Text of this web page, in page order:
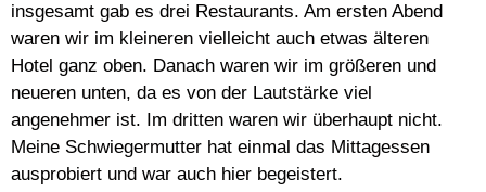
insgesamt gab es drei Restaurants. Am ersten Abend
waren wir im kleineren vielleicht auch etwas älteren
Hotel ganz oben. Danach waren wir im größeren und
neueren unten, da es von der Lautstärke viel
angenehmer ist. Im dritten waren wir überhaupt nicht.
Meine Schwiegermutter hat einmal das Mittagessen
ausprobiert und war auch hier begeistert.